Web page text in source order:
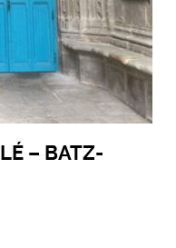
– BATZ-